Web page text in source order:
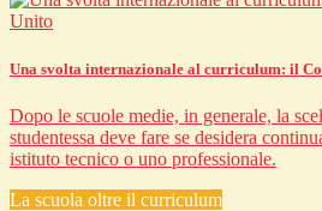
Una svolta internazionale al curriculum: il
Dopo le scuole medie, in generale, la
studentessa deve fare se desidera
istituto tecnico o uno professionale.
La scuola oltre il curriculum